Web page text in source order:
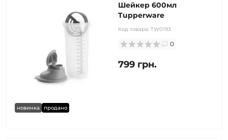
новинка продано
Шейкер 600мл
Tupperware
Код товара: TW0193
0
799 грн.